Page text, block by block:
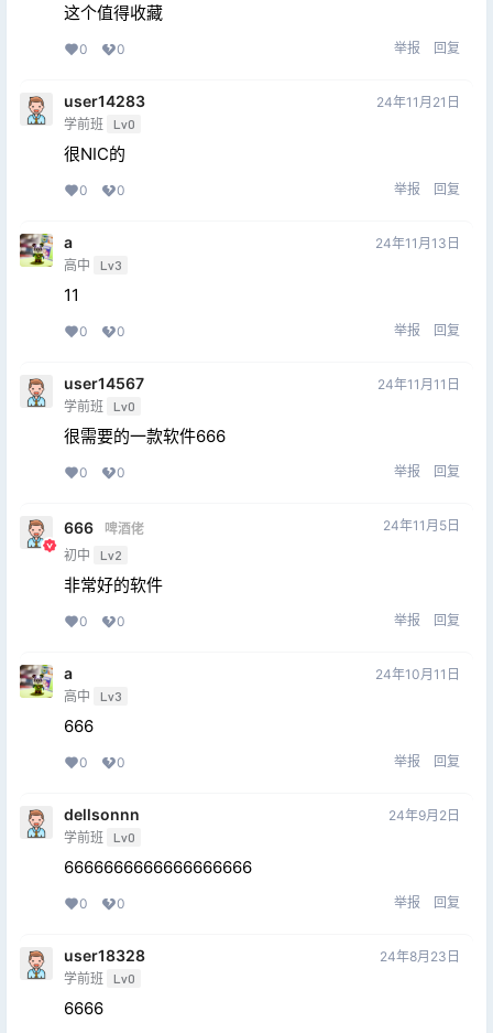
这个值得收藏
0 0 举报 回复
user14283
学前班 Lv0
24年11月21日
很NIC的
0 0 举报 回复
a
高中 Lv3
24年11月13日
11
0 0 举报 回复
user14567
学前班 Lv0
24年11月11日
很需要的一款软件666
0 0 举报 回复
666
啤酒佬
初中
Lv2
24年11月5日
非常好的软件
0 0 举报 回复
a
高中 Lv3
24年10月11日
666
0 0 举报 回复
dellsonnn
学前班 Lv0
24年9月2日
6666666666666666666
0 0 举报 回复
user18328
学前班 Lv0
24年8月23日
6666